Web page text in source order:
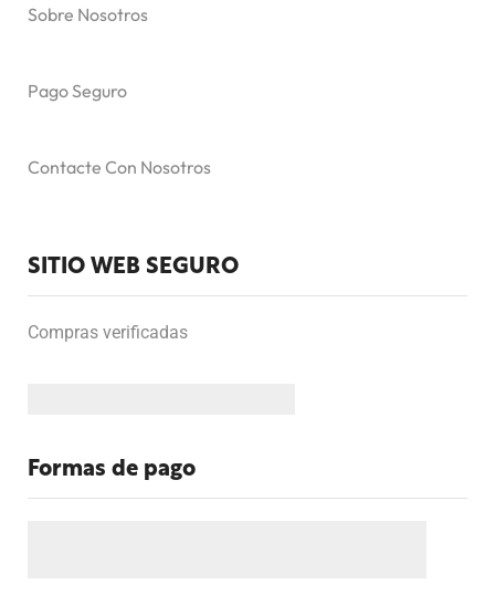
Sobre Nosotros
Pago Seguro
Contacte Con Nosotros
SITIO WEB SEGURO
Compras verificadas
Formas de pago